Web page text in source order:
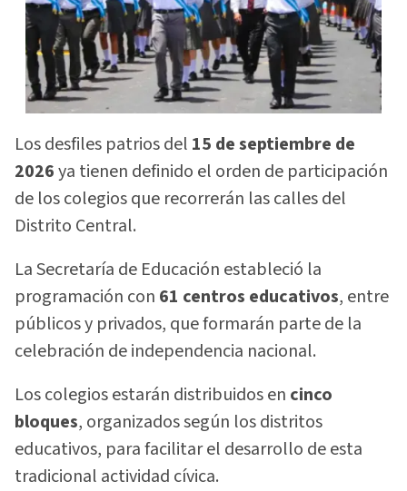
Los desfiles patrios del 15 de septiembre de
2026ya tienen definido el orden de participación
de los colegios que recorrerán las calles del
Distrito Central.
La Secretaría de Educación estableció la
programación con 61 centros educativos, entre
públicos y privados, que formarán parte de la
celebración de independencia nacional.
Los colegios estarán distribuidos en cinco
bloques, organizados según los distritos
educativos, para facilitar el desarrollo de esta
tradicional actividad cívica.